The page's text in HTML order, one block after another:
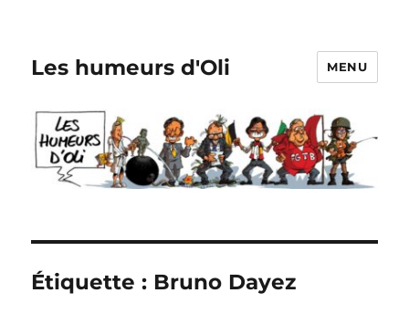
Les humeurs d'Oli MENU
Étiquette : Bruno Dayez